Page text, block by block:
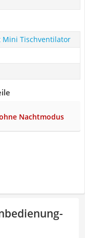
Mini Tischventilator
Nachtmodus